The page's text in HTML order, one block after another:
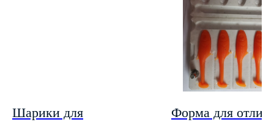
Шарики для
Форма для